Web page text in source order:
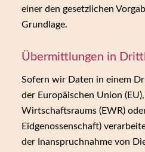
einer den gesetzlichen
Grundlage.
Übermittlungen in
Sofern wir Daten in einem
der Europäischen Union
Wirtschaftsraums (EWR)
Eidgenossenschaft)
der Inanspruchnahme von